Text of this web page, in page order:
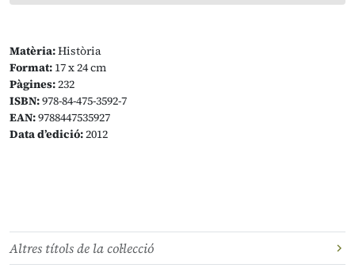
Matèria:Història
Format: 17 x 24 cm
Pàgines:232
ISBN:978-84-475-3592-7
EAN:9788447535927
Data d’edició:2012
Altres títols de la col·lecció